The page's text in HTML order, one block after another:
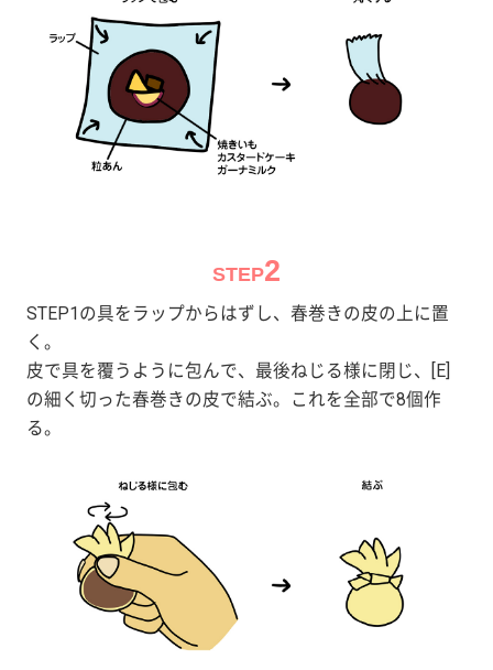
STEP2
STEP1の具をラップからはずし、春巻きの皮の上に置
く。
皮で具を覆うように包んで、最後ねじる様に閉じ、[E]
の細く切った春巻きの皮で結ぶ。これを全部で8個作
る。